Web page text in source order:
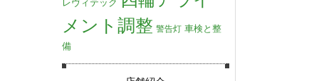
レヴィテック
メント調整 警告灯 車検と整
備